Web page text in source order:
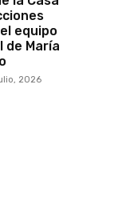
equipo
de María
2026